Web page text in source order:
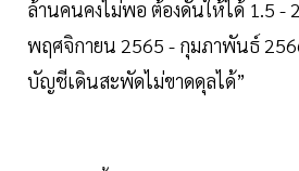
ล้านคนคงไม่พอ ต้องดันให้ได้ 1.5 -
พฤศจิกายน 2565 - กุมภาพันธ์
บัญชีเดินสะพัดไม่ขาดดุลได้”